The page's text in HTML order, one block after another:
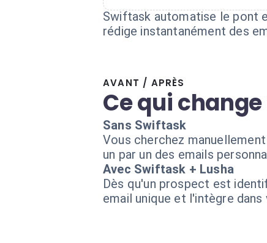
Swiftask automatise le pont
rédige instantanément des
AVANT / APRÈS
Ce qui
Sans Swiftask
Vous cherchez
un par un des emails
Avec Swiftask + Lusha
Dès qu'un prospect est
email unique et l'intègre